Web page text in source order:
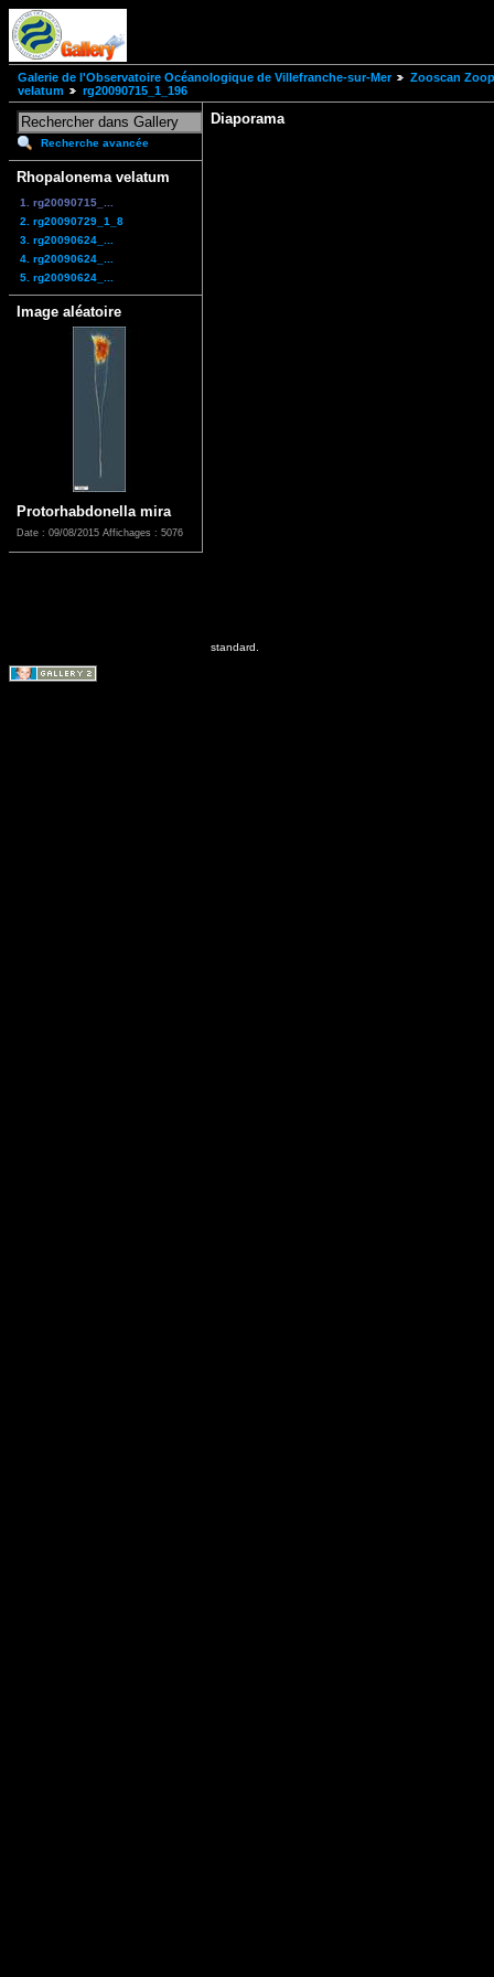
Galerie de l'Observatoire Océanologique de Villefranche-sur-Mer
Zooscan
velatum
rg20090715_1_196
Recherche avancée
Rhopalonema velatum
1. rg20090715_...
2. rg20090729_1_8
3. rg20090624_...
4. rg20090624_...
5. rg20090624_...
Image aléatoire
Protorhabdonella mira
Date : 09/08/2015 Affichages : 5076
Diaporama
standard.